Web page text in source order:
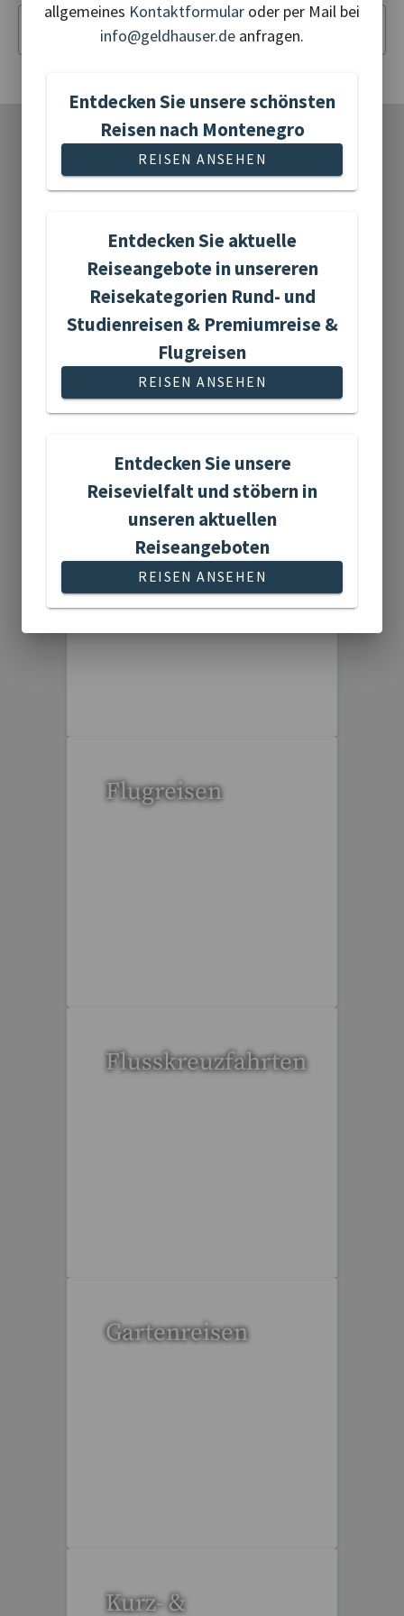
Termin der Reise
UNSERE REISEKATEGORIEN
Adventreisen
20 Reisen gefunden
Aktivreisen
Flugreisen
Flusskreuzfahrten
Gartenreisen
Kurz- &
allgemeines Kontaktformular oder per Mail bei
info@geldhauser.de anfragen.
Entdecken Sie unsere schönsten
Reisen nach Montenegro
REISEN ANSEHEN
Entdecken Sie aktuelle
Reiseangebote in unsereren
Reisekategorien Rund- und
Studienreisen & Premiumreise &
Flugreisen
REISEN ANSEHEN
Entdecken Sie unsere
Reisevielfalt und stöbern in
unseren aktuellen
Reiseangeboten
REISEN ANSEHEN